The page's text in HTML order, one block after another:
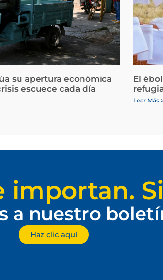
su apertura económica
escuece cada día
El
Leer Más
importan.
a nuestro
Haz clic aquí